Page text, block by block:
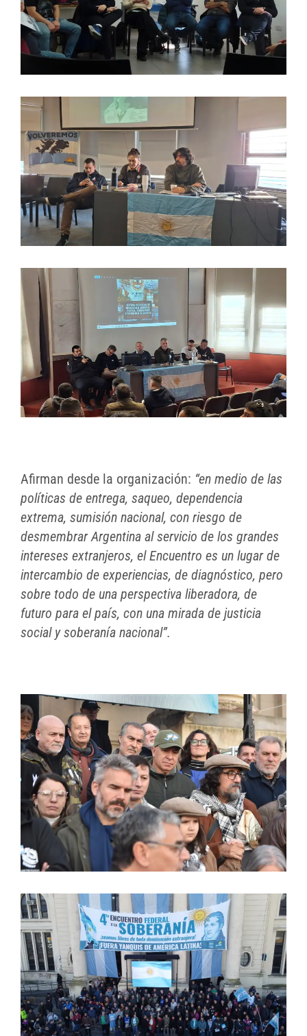
Afirman desde la organización: “en medio de las
políticas de entrega, saqueo, dependencia
extrema, sumisión nacional, con riesgo de
desmembrar Argentina al servicio de los grandes
intereses extranjeros, el Encuentro es un lugar de
intercambio de experiencias, de diagnóstico, pero
sobre todo de una perspectiva liberadora, de
futuro para el país, con una mirada de justicia
social y soberanía nacional”.